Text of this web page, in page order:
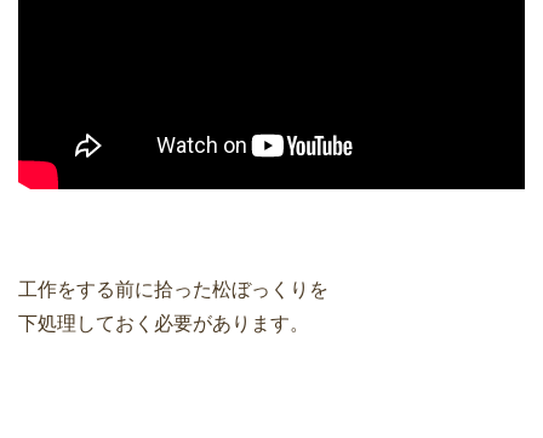
工作をする前に拾った松ぼっくりを
下処理しておく必要があります。